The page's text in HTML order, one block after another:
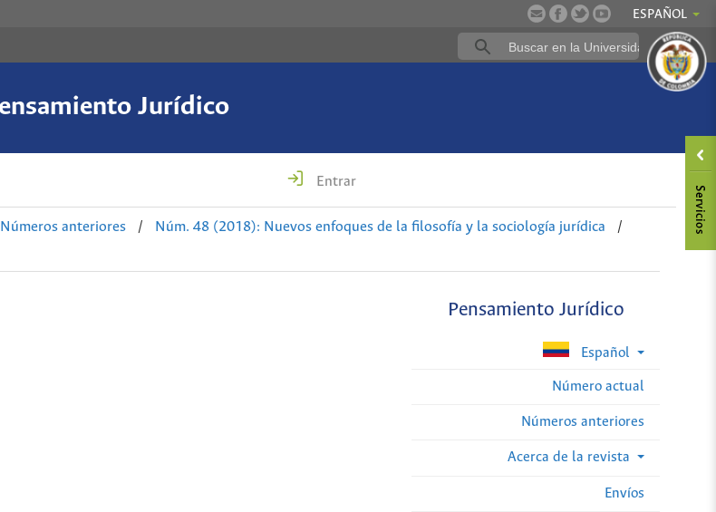
ESPAÑOL
Jurídico
Entrar
Números anteriores / Núm. 48 (2018): Nuevos enfoques de la filosofía y la sociología jurídica
/
Pensamiento Jurídico
Español
Número actual
Números anteriores
Acerca de la revista
Envíos